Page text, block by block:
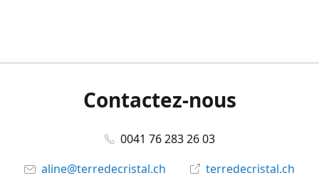
Contactez-nous
0041 76 283 26 03
aline@terredecristal.ch
terredecristal.ch